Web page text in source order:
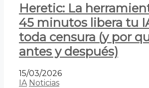
Heretic: La
45 minutos libera tu
toda censura (y por
antes y después)
15/03/2026
IA Noticias